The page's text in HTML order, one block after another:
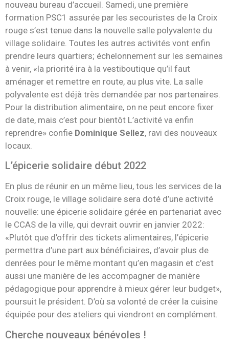
nouveau bureau d’accueil. Samedi, une première
formation PSC1 assurée par les secouristes de la Croix
rouge s’est tenue dans la nouvelle salle polyvalente du
village solidaire. Toutes les autres activités vont enfin
prendre leurs quartiers; échelonnement sur les semaines
à venir, «la priorité ira à la vestiboutique qu’il faut
aménager et remettre en route, au plus vite. La salle
polyvalente est déjà très demandée par nos partenaires.
Pour la distribution alimentaire, on ne peut encore fixer
de date, mais c’est pour bientôt L’activité va enfin
reprendre» confie Dominique Sellez, ravi des nouveaux
locaux.
L’épicerie solidaire début 2022
En plus de réunir en un même lieu, tous les services de la
Croix rouge, le village solidaire sera doté d’une activité
nouvelle: une épicerie solidaire gérée en partenariat avec
le CCAS de la ville, qui devrait ouvrir en janvier 2022:
«Plutôt que d’offrir des tickets alimentaires, l’épicerie
permettra d’une part aux bénéficiaires, d’avoir plus de
denrées pour le même montant qu’en magasin et c’est
aussi une manière de les accompagner de manière
pédagogique pour apprendre à mieux gérer leur budget»,
poursuit le président. D’où sa volonté de créer la cuisine
équipée pour des ateliers qui viendront en complément.
Cherche nouveaux bénévoles !